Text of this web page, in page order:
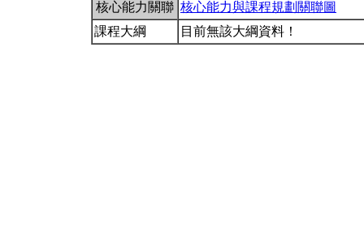
核心能力關聯 核心能力與課程規劃關聯圖
課程大綱
目前無該大綱資料！